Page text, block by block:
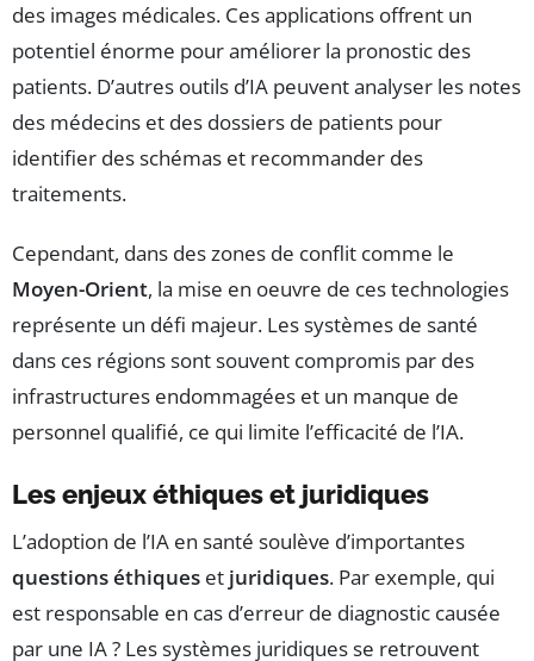
des images médicales. Ces applications offrent un
potentiel énorme pour améliorer la pronostic des
patients. D’autres outils d’IA peuvent analyser les notes
des médecins et des dossiers de patients pour
identifier des schémas et recommander des
traitements.
Cependant, dans des zones de conflit comme le
Moyen-Orient, la mise en oeuvre de ces technologies
représente un défi majeur. Les systèmes de santé
dans ces régions sont souvent compromis par des
infrastructures endommagées et un manque de
personnel qualifié, ce qui limite l’efficacité de l’IA.
Les enjeux éthiques et juridiques
L’adoption de l’IA en santé soulève d’importantes
questions éthiques et juridiques. Par exemple, qui
est responsable en cas d’erreur de diagnostic causée
par une IA ? Les systèmes juridiques se retrouvent